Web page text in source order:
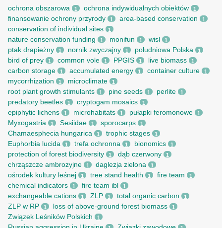
ochrona obszarowa 1 ochrona indywidualnych obiektów 1
finansowanie ochrony przyrody 1 area-based conservation 1
conservation of individual sites 1
nature conservation funding 1 monifun 1 wisl 1
ptak drapieżny 1 nornik zwyczajny 1 południowa Polska 1
bird of prey 1 common vole 1 PPGIS 1 live biomass 1
carbon storage 1 accumulated energy 1 container culture 1
mycorrhization 1 microclimate 1
root рlant growth stimulants 1 pine seeds 1 perlite 1
predatory beetles 1 cryptogam mosaics 1
epiphytic lichens 1 microhabitats 1 pułapki feromonowe 1
Myxogastria 1 Sesiidae 1 sporocarps 1
Chamaesphecia hungarica 1 trophic stages 1
Euphorbia lucida 1 trefa ochronna 1 bionomics 1
protection of forest biodiversity 1 dąb czerwony 1
chrząszcze ambrozyjne 1 daglezja zielona 1
ośrodek kultury leśnej 1 tree stand health 1 fire team 1
chemical indicators 1 fire team ibl 1
exchangeable cations 1 ZLP 1 total organic carbon 1
ZLP w RP 1 loss of above-ground forest biomass 1
Związek Leśników Polskich 1